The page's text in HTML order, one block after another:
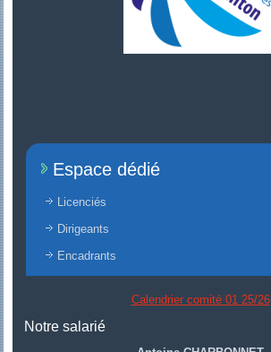
Espace dédié
Licenciés
Dirigeants
Encadrants
Calendrier comité 01 25/26
Notre salarié